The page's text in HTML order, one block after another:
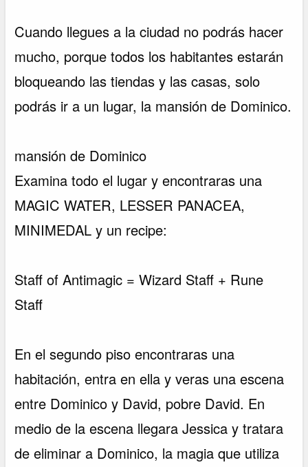
Cuando llegues a la ciudad no podrás hacer
mucho, porque todos los habitantes estarán
bloqueando las tiendas y las casas, solo
podrás ir a un lugar, la mansión de Dominico.
mansión de Dominico
Examina todo el lugar y encontraras una
MAGIC WATER, LESSER PANACEA,
MINIMEDAL y un recipe:
Staff of Antimagic = Wizard Staff + Rune
Staff
En el segundo piso encontraras una
habitación, entra en ella y veras una escena
entre Dominico y David, pobre David. En
medio de la escena llegara Jessica y tratara
de eliminar a Dominico, la magia que utiliza